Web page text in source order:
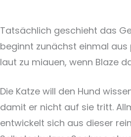
Tatsächlich geschieht das
beginnt zunächst einmal aus
laut zu miauen, wenn Blaze
Die Katze will den Hund
damit er nicht auf sie tritt.
entwickelt sich aus dieser